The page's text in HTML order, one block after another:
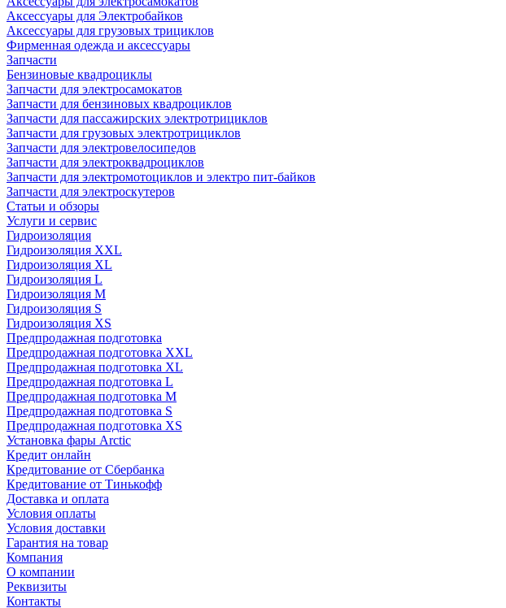
Аксессуары для Электробайков
Аксессуары для грузовых трициклов
Фирменная одежда и аксессуары
Запчасти
Бензиновые квадроциклы
Запчасти для электросамокатов
Запчасти для бензиновых квадроциклов
Запчасти для пассажирских электротрициклов
Запчасти для грузовых электротрициклов
Запчасти для электровелосипедов
Запчасти для электроквадроциклов
Запчасти для электромотоциклов и электро пит-байков
Запчасти для электроскутеров
Статьи и обзоры
Услуги и сервис
Гидроизоляция
Гидроизоляция XXL
Гидроизоляция XL
Гидроизоляция L
Гидроизоляция M
Гидроизоляция S
Гидроизоляция XS
Предпродажная подготовка
Предпродажная подготовка XXL
Предпродажная подготовка XL
Предпродажная подготовка L
Предпродажная подготовка M
Предпродажная подготовка S
Предпродажная подготовка XS
Установка фары Arctic
Кредит онлайн
Кредитование от Сбербанка
Кредитование от Тинькофф
Доставка и оплата
Условия оплаты
Условия доставки
Гарантия на товар
Компания
О компании
Реквизиты
Контакты